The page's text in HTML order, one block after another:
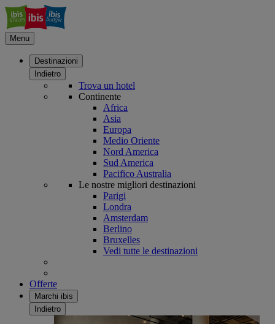
Menu
Destinazioni
Indietro
Trova un hotel
Continente
Africa
Asia
Europa
Medio Oriente
Nord America
Sud America
Pacifico Australia
Le nostre migliori destinazioni
Parigi
Londra
Amsterdam
Berlino
Bruxelles
Vedi tutte le destinazioni
Offerte
Marchi ibis
Indietro